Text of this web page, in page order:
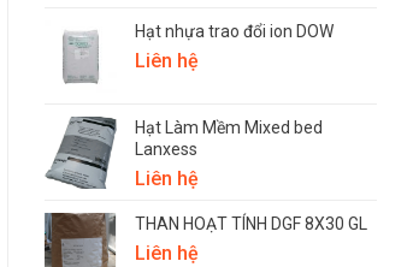
Hạt nhựa trao đổi ion DOW
Liên hệ
Hạt Làm Mềm Mixed bed
Lanxess
Liên hệ
THAN HOẠT TÍNH DGF 8X30 GL
Liên hệ